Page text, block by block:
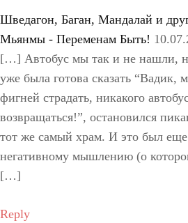
Шведагон, Баган, Мандалай и
Мьянмы - Переменам Быть!
[…] Автобус мы так и не нашли,
уже была готова сказать “Вадик,
фигней страдать, никакого
возвращаться!”, остановился
тот же самый храм. И это был
негативному мышлению (о
[…]
Reply